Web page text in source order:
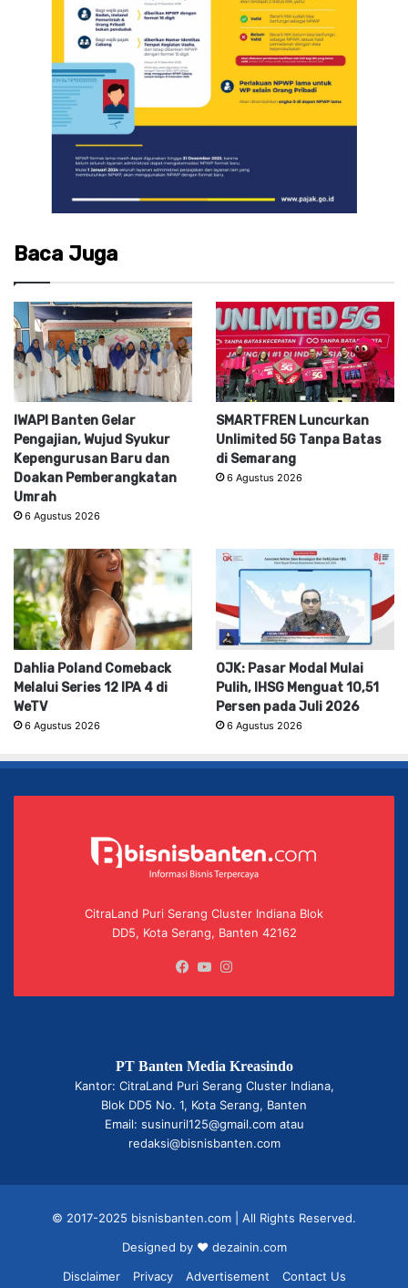
Baca Juga
IWAPI Banten Gelar
Pengajian, Wujud Syukur
Kepengurusan Baru dan
Doakan Pemberangkatan
Umrah
6 Agustus 2026
SMARTFREN Luncurkan
Unlimited 5G Tanpa Batas
di Semarang
6 Agustus 2026
Dahlia Poland Comeback
Melalui Series 12 IPA 4 di
WeTV
6 Agustus 2026
OJK: Pasar Modal Mulai
Pulih, IHSG Menguat 10,51
Persen pada Juli 2026
6 Agustus 2026
CitraLand Puri Serang Cluster Indiana Blok
DD5, Kota Serang, Banten 42162
Facebook
YouTube
PT Banten Media Kreasindo
Kantor: CitraLand Puri Serang Cluster Indiana,
Blok DD5 No. 1, Kota Serang, Banten
Email: susinuril125@gmail.com atau
redaksi@bisnisbanten.com
© 2017-2025 bisnisbanten.com | All Rights Reserved.
Designed by ❤ dezainin.com
Disclaimer
Privacy Advertisement Contact Us